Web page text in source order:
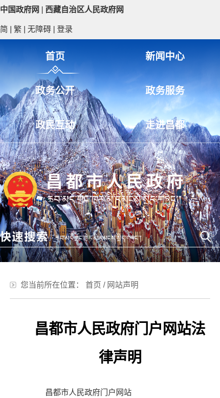
中国政府网 西藏自治区人民政府网
简 繁 无障碍 登录
首页 新闻中心
政务公开 政务服务
政民互动 走进昌都
您当前所在位置： 首页 / 网站声明
昌都市人民政府门户网站法
律声明
昌都市人民政府门户网站